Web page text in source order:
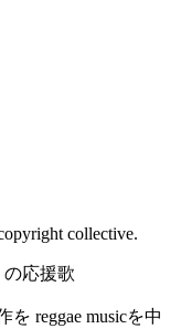
collective.
応援歌
reggae musicを中